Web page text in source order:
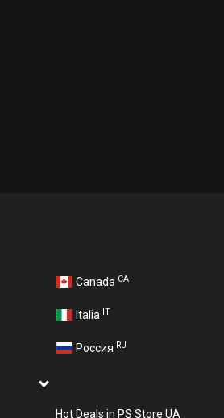
Canada CA
Italia IT
Россия RU
Hot Deals in PS Store UA